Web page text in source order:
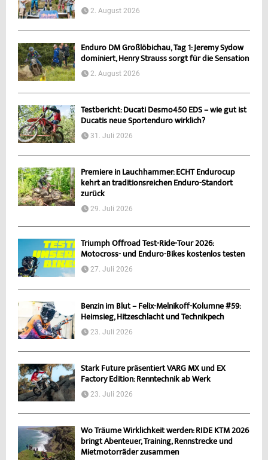
2. August 2026
Enduro DM Großlöbichau, Tag 1: Jeremy Sydow
dominiert, Henry Strauss sorgt für die Sensation
2. August 2026
Testbericht: Ducati Desmo450 EDS – wie gut ist
Ducatis neue Sportenduro wirklich?
31. Juli 2026
Premiere in Lauchhammer: ECHT Endurocup
kehrt an traditionsreichen Enduro-Standort
zurück
29. Juli 2026
Triumph Offroad Test-Ride-Tour 2026:
Motocross- und Enduro-Bikes kostenlos testen
27. Juli 2026
Benzin im Blut – Felix-Melnikoff-Kolumne #59:
Heimsieg, Hitzeschlacht und Technikpech
23. Juli 2026
Stark Future präsentiert VARG MX und EX
Factory Edition: Renntechnik ab Werk
23. Juli 2026
Wo Träume Wirklichkeit werden: RIDE KTM 2026
bringt Abenteuer, Training, Rennstrecke und
Mietmotorräder zusammen